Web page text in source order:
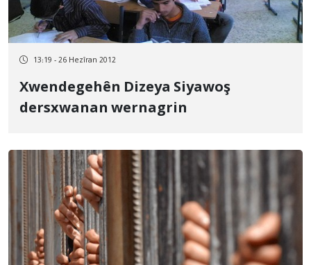
13:19 - 26 Hezîran 2012
Xwendegehên Dizeya Siyawoş
dersxwanan wernagrin